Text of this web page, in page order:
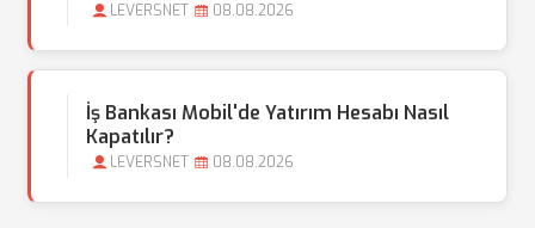
LEVERSNET 08.08.2026
İş Bankası Mobil'de Yatırım Hesabı Nasıl
Kapatılır?
LEVERSNET 08.08.2026